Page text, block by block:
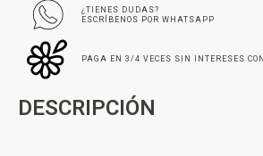
¿TIENES DUDAS?
ESCRÍBENOS POR WHATSAPP
PAGA EN 3/4 VECES SIN INTERESES
DESCRIPCIÓN